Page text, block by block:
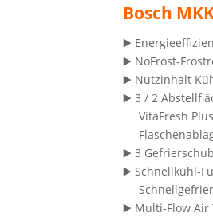
Bosch
▶️
▶️ NoFrost-
▶️ Nutz­in­halt
▶️ 3 / 2
VitaF­resh
▶️ 3
▶️ Schnell­kühl-
▶️ Mul­ti-Flow Air